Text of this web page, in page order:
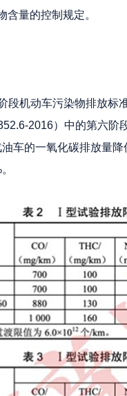
含量的控制规定。
机动车污染物排放标
2016）中的第六
车的一氧化碳排放量